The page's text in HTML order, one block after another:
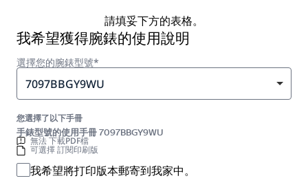
請填妥下方的表格。
我希望獲得腕錶的使用說明
選擇您的腕錶型號*
7097BBGY9WU
您選擇了以下手冊
手錶型號的使用手冊 7097BBGY9WU
無法 下載PDF檔
可選擇 訂閱印刷版
我希望將打印版本郵寄到我家中。